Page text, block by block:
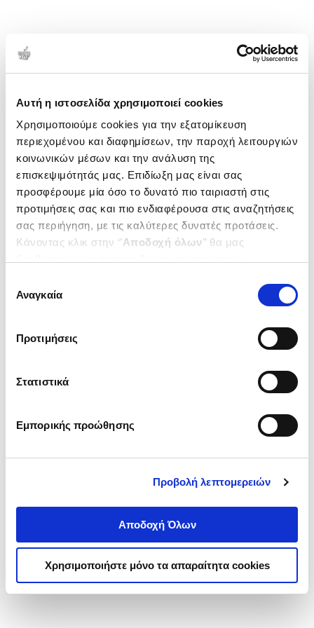
Αυτή η ιστοσελίδα χρησιμοποιεί cookies
Χρησιμοποιούμε cookies για την εξατομίκευση
περιεχομένου και διαφημίσεων, την παροχή λειτουργιών
κοινωνικών μέσων και την ανάλυση της
επισκεψιμότητάς μας. Επιδίωξη μας είναι σας
προσφέρουμε μία όσο το δυνατό πιο ταιριαστή στις
προτιμήσεις σας και πιο ενδιαφέρουσα στις αναζητήσεις
σας περιήγηση, με τις καλύτερες δυνατές προτάσεις.
Κάνοντας κλικ στην ‘’Αποδοχή όλων’’ θα μας
ενδιαφέρουν και να επιλέξετε από τα παρακάτω με την
΄΄και να ενημερωθείτε σχετικά με
συγκατάθεσης
Αναγκαία
Προτιμήσεις
Στατιστικά
Εμπορικής προώθησης
Προβολή λεπτομερειών
Αποδοχή Όλων
Χρησιμοποιήστε μόνο τα απαραίτητα cookies